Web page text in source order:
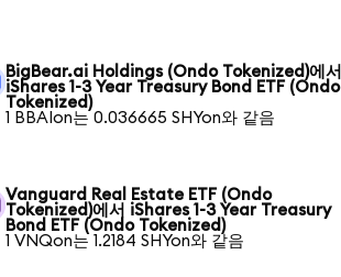
BigBear.ai Holdings (Ondo Tokenized)에서
iShares 1-3 Year Treasury Bond ETF (Ondo
Tokenized)
1 BBAIon는 0.036665 SHYon와 같음
Vanguard Real Estate ETF (Ondo
Tokenized)에서 iShares 1-3 Year Treasury
Bond ETF (Ondo Tokenized)
1 VNQon는 1.2184 SHYon와 같음